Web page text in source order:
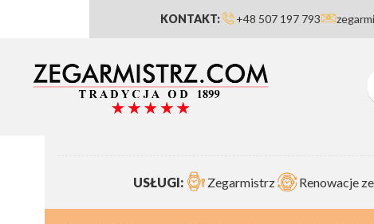
KONTAKT: +48 507 197 793
USŁUGI: Zegarmistrz Renowacje